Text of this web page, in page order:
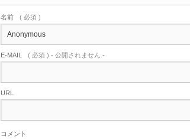
名前 ( 必須 )
E-MAIL ( 必須 ) - 公開されません -
URL
コメント